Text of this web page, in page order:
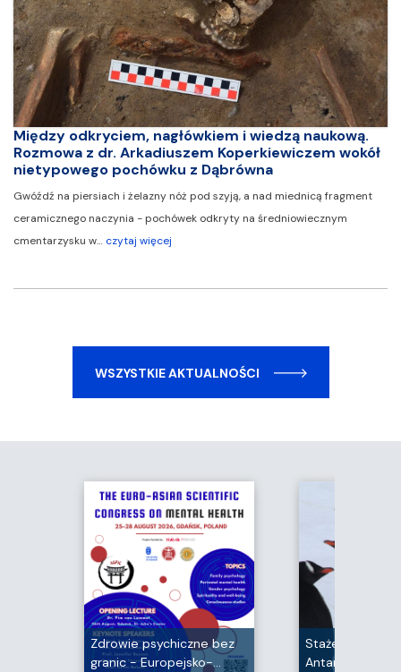
Między odkryciem, nagłówkiem i wiedzą naukową.
Rozmowa z dr. Arkadiuszem Koperkiewiczem wokół
nietypowego pochówku z Dąbrówna
Gwóźdź na piersiach i żelazny nóż pod szyją, a nad miednicą fragment
ceramicznego naczynia - pochówek odkryty na średniowiecznym
cmentarzysku w… czytaj więcej
WSZYSTKIE AKTUALNOŚCI
Zdrowie psychiczne bez
granic - Europejsko-…
Staże
Antarktyce i w